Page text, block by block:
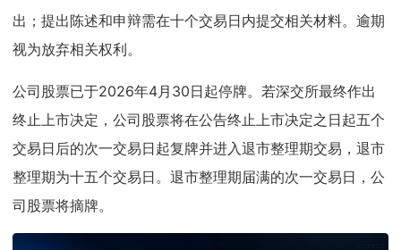
出；提出陈述和申辩需在十个交易日内提交相关材料。逾期
视为放弃相关权利。
公司股票已于2026年4月30日起停牌。若深交所最终作出
终止上市决定，公司股票将在公告终止上市决定之日起五个
交易日后的次一交易日起复牌并进入退市整理期交易，退市
整理期为十五个交易日。退市整理期届满的次一交易日，公
司股票将摘牌。